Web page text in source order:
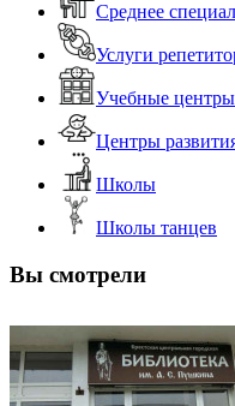
Среднее
Услуги
Учебные центры
Центры
Школы
Школы танцев
Вы смотрели